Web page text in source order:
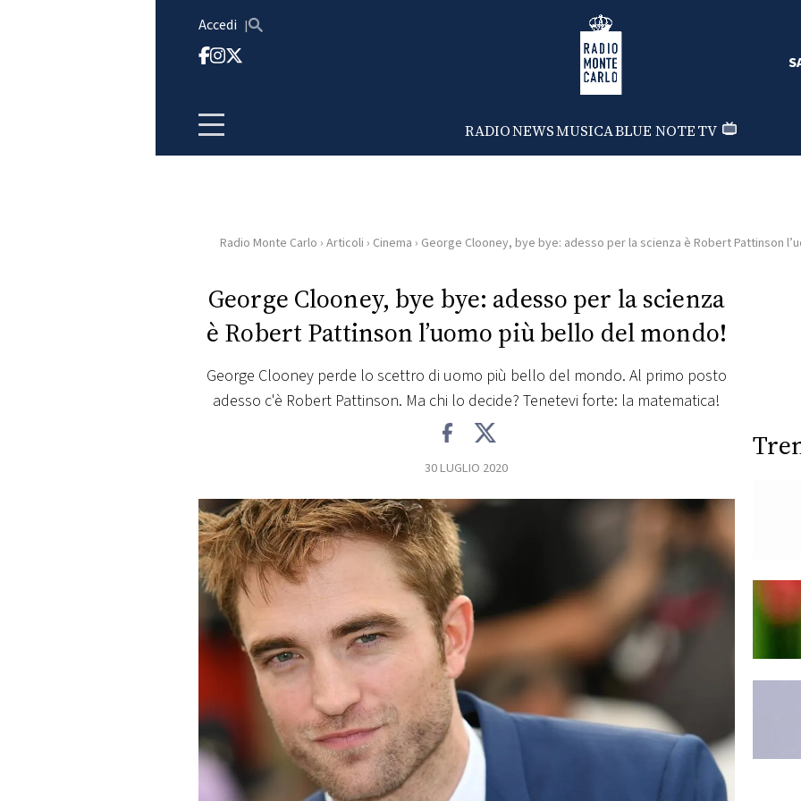
Accedi Radio Monte Carlo
RADIONEWSMUSICABLUE NOTETV
HOME
RADIO
RADIO
FOTO
CONCORSI
EVENTI
TV
PRINCIPATO
Radio Monte Carlo › Articoli › Cinema › George Clooney, bye bye: adesso per la scienza è Robert Pattinson
George Clooney, bye bye: adesso per la scienza
è Robert Pattinson l’uomo più bello del mondo!
George Clooney perde lo scettro di uomo più bello del mondo. Al primo posto
adesso c'è Robert Pattinson. Ma chi lo decide? Tenetevi forte: la matematica!
30 LUGLIO 2020